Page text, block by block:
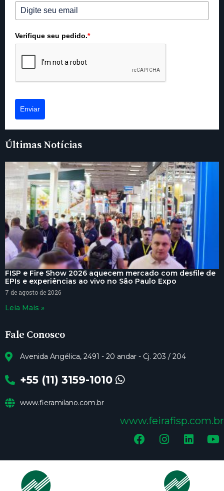
Verifique seu pedido.*
Enviar
Últimas Notícias
FISP e Fire Show 2026 aquecem mercado com desfile de
EPIs e experiências ao vivo no São Paulo Expo
7 de agosto de 2026
Leia Mais »
Fale Conosco
Avenida Angélica, 2491 - 20 andar - Cj. 203 / 204
+55 (11) 3159-1010
www.fieramilano.com.br
www.feirafisp.com.br